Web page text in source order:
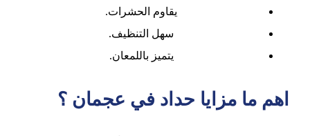
يقاوم الحشرات.
سهل التنظيف.
يتميز باللمعان.
اهم ما مزايا حداد في عجمان ؟